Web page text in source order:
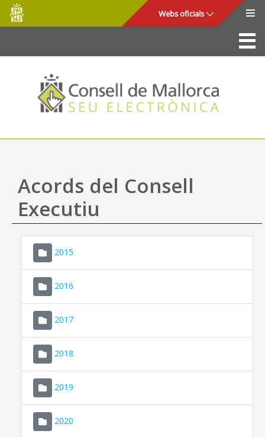
Salta al contingut principal
Consell
de
Mallorca
Webs oficials
La Seu
Consell de Mallorca
Accés i seguretat
Utilitats
Ajuda
Acords del Consell
Executiu
2015
2016
2017
2018
2019
2020